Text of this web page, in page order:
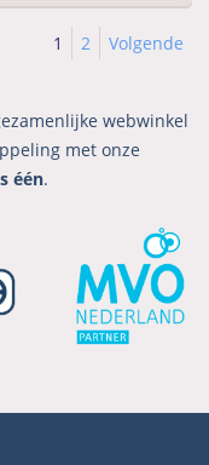
1 2 Volgende
webwinkel
met onze
één.